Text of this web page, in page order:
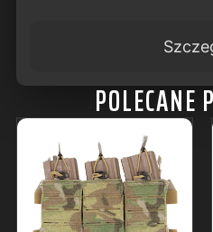
POLECANE